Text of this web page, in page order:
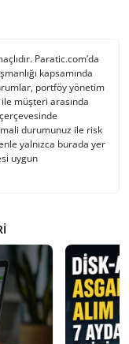
Paratic.com’da
kapsamında
portföy yönetim
müşteri arasında
durumunuz ile risk
yalnızca burada yer
uygun